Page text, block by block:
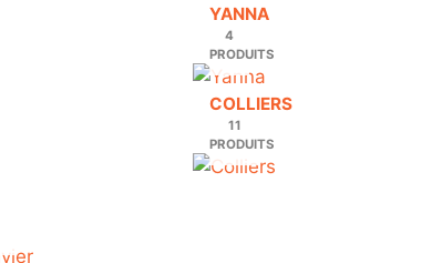
YANNA
4
PRODUITS
COLLIERS
11
PRODUITS